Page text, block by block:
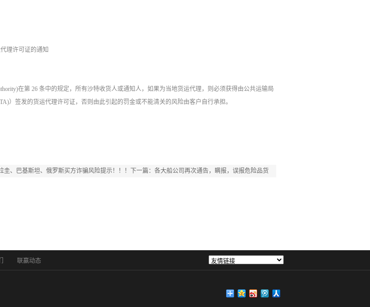
理许可证的通知
在第 26 条中的规定，所有沙特收货人或通知人，如果为当地货运代理，则必须获得由公共运输局
）签发的货运代理许可证，否则由此引起的罚金或不能清关的风险由客户自行承担。
圭、巴基斯坦、俄罗斯买方诈骗风险提示！！！ 下一篇： 各大船公司再次通告，瞒报，误报危险品货
联赢动态